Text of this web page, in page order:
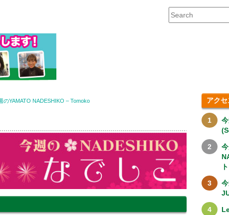
のYAMATO NADESHIKO – Tomoko アク